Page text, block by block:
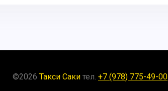
©2026 Такси Саки тел. +7 (978) 775-49-00